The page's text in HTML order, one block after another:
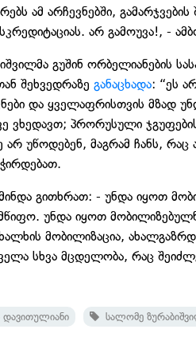
ამ არჩევნებში,
არ გამოუვა!, -
გუშინ ორბელიანების
შეხვედრაზე განაცხადა: “ეს
და ყველაფრისთვის მზად
ვხედავთ; პრორუსული
არ უწოდებენ, მაგრამ ჩანს, რაც
გითხრათ: - უნდა იყოთ
უნდა იყოთ
მობილიზაცია,
სხვა მცდელობა, რაც
დავითულიანი სალომე